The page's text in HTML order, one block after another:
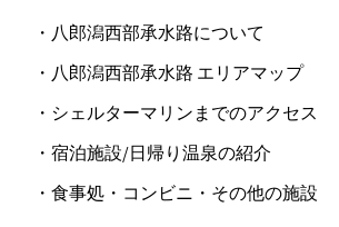
・八郎潟西部承水路について
・八郎潟西部承水路 エリアマップ
・シェルターマリンまでのアクセス
・宿泊施設/日帰り温泉の紹介
・食事処・コンビニ・その他の施設